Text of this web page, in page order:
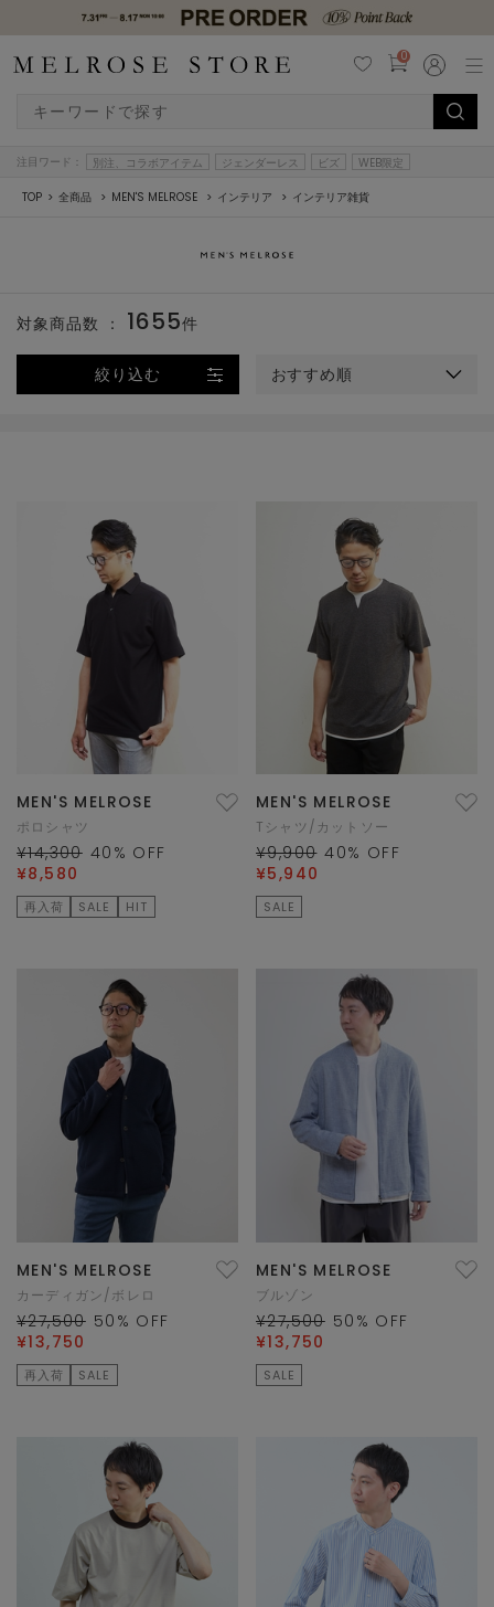
0
注目ワード： 別注、コラボアイテム ジェンダーレス ビズ WEB限定
TOP 全商品 MEN'S MELROSE インテリア インテリア雑貨
絞り込む おすすめ順
対象商品数 ： 1655件
MEN'S MELROSE
ポロシャツ
¥14,300 40 % OFF
¥8,580
再入荷 SALE HIT
MEN'S MELROSE
Tシャツ/カットソー
¥9,900 40% OFF
¥5,940
SALE
MEN'S MELROSE
カーディガン/ボレロ
¥27,500 50 % OFF
¥13,750
再入荷 SALE
MEN'S MELROSE
ブルゾン
¥27,500 50 % OFF
¥13,750
SALE